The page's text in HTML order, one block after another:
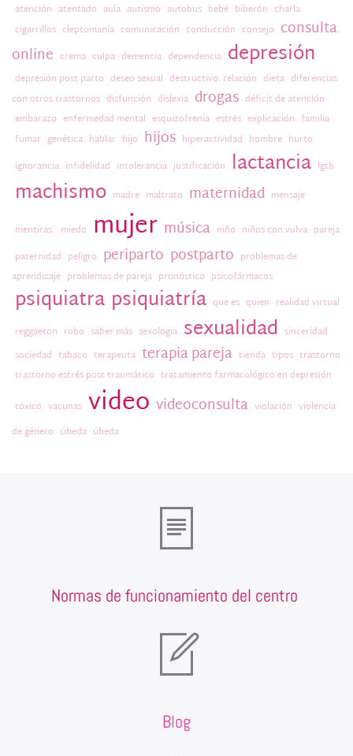
atención atentado aula autismo autobus bebé biberón charla
cigarrillos cleptomanía comunicación conducción consejo consulta
online crema culpa demencia dependencia depresión
depresión post parto deseo sexual destructivo. relación dieta diferencias
con otros trastornos disfunción dislexia drogas déficit de atención
embarazo enfermedad mental esquizofrenia estrés explicación familia
fumar genética hablar hijo hijos hiperactividad hombre hurto
ignorancia infidelidad intolerancia justificación lactancia lgtb
machismo madre maltrato maternidad mensaje
mentiras. miedo mujer música niño niños con vulva pareja
paternidad peligro periparto postparto problemas de
aprendizaje problemas de pareja pronóstico psicofármacos
psiquiatra psiquiatría que es quien realidad virtual
reggaeton robo saber más sexologia sexualidad sinceridad
sociedad tabaco terapeuta terapia pareja tienda tipos trastorno
trastorno estrés post traumático tratamiento farmacológico en depresión
tóxico vacunas video videoconsulta violación violencia
de género Úbeda úbeda
Normas de funcionamiento del centro
Blog